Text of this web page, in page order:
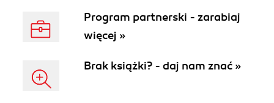
Program partnerski - zarabiaj
więcej »
Brak książki? - daj nam znać »